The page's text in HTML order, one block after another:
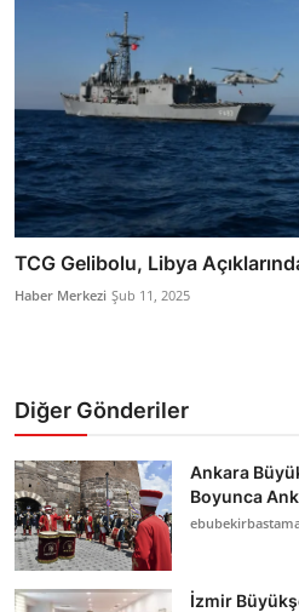
TCG Gelibolu, Libya
Haber Merkezi Şub 11, 2025
Diğer Gönderiler
Ankara
Boyunca
İzmir